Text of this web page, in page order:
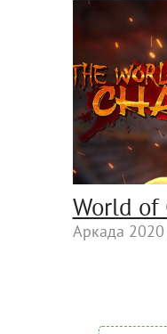
World of
Аркада 2020